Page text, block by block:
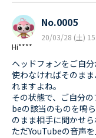
Hi****
No.0005
20/03/28 (土)
ヘッドフォンをご自
使わなければそのま
れますよね。
その状態で、ご自分
beの該当のものを鳴
のまま相手に聞かせら
ただYouTubeの音声